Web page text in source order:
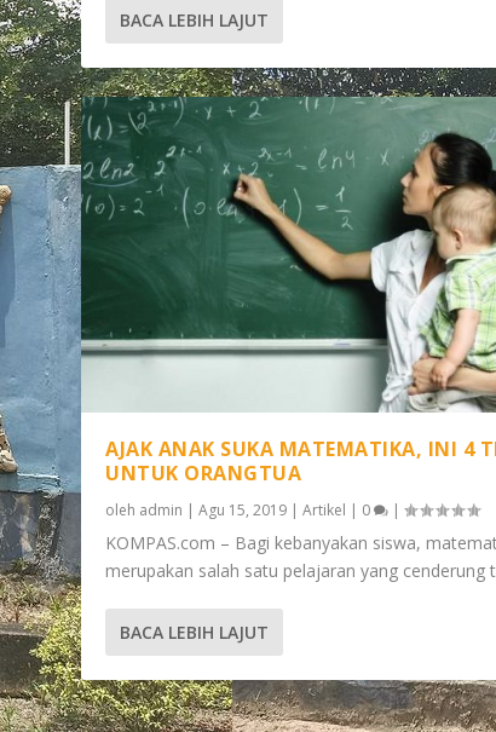
INGIN KEBUTUHAN ANAK
AJAK ANAK SUKA
BACA LEBIH LAJUT
AJAK ANAK SUKA MATEMATIKA, INI 4
UNTUK ORANGTUA
oleh admin |Agu 15, 2019 |Artikel | 0 |
KOMPAS.com – Bagi kebanyakan siswa,
merupakan salah satu pelajaran yang cenderung
BACA LEBIH LAJUT